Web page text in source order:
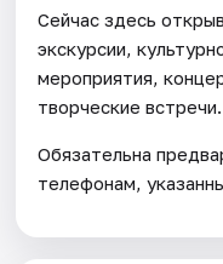
Сейчас здесь
экскурсии,
мероприятия,
творческие встречи.
Обязательна
телефонам,